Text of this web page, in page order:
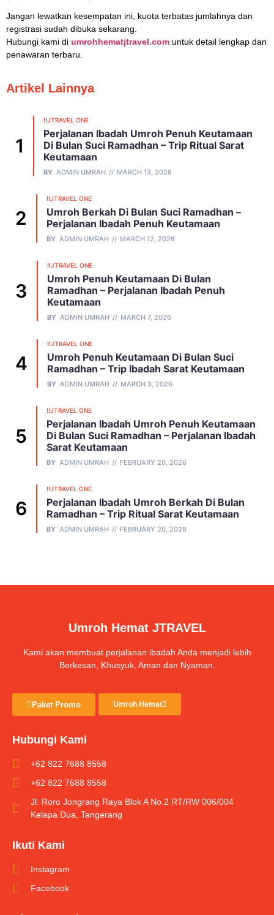
Jangan lewatkan kesempatan ini, kuota terbatas jumlahnya dan
registrasi sudah dibuka sekarang.
Hubungi kami di umrohhematjtravel.com untuk detail lengkap dan
penawaran terbaru.
Artikel Lainnya
!!JTRAVEL ONE
Perjalanan Ibadah Umroh Penuh Keutamaan
Di Bulan Suci Ramadhan – Trip Ritual Sarat
Keutamaan
BY ADMIN UMRAH MARCH 13, 2026
!!JTRAVEL ONE
Umroh Berkah Di Bulan Suci Ramadhan –
Perjalanan Ibadah Penuh Keutamaan
BY ADMIN UMRAH MARCH 12, 2026
!!JTRAVEL ONE
Umroh Penuh Keutamaan Di Bulan
Ramadhan – Perjalanan Ibadah Penuh
Keutamaan
BY ADMIN UMRAH MARCH 7, 2026
!!JTRAVEL ONE
Umroh Penuh Keutamaan Di Bulan Suci
Ramadhan – Trip Ibadah Sarat Keutamaan
BY ADMIN UMRAH MARCH 3, 2026
!!JTRAVEL ONE
Perjalanan Ibadah Umroh Penuh Keutamaan
Di Bulan Suci Ramadhan – Perjalanan Ibadah
Sarat Keutamaan
BY ADMIN UMRAH FEBRUARY 20, 2026
!!JTRAVEL ONE
Perjalanan Ibadah Umroh Berkah Di Bulan
Ramadhan – Trip Ritual Sarat Keutamaan
BY ADMIN UMRAH FEBRUARY 20, 2026
Umroh Hemat JTRAVEL
Kami akan membuat perjalanan ibadah Anda menjadi lebih
Berkesan, Khusyuk, Aman dan Nyaman.
Paket Promo Umroh Hemat
Hubungi Kami
+62 822 7688 8558
+62 822 7688 8558
Jl. Roro Jongrang Raya Blok A No.2 RT/RW 006/004
Kelapa Dua, Tangerang
Ikuti Kami
Instagram
Facebook